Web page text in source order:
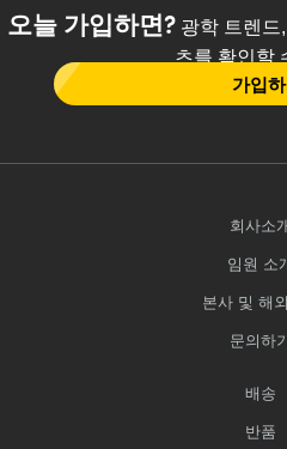
오늘 가입하면?광학 트렌드,
츠를 확인할
가입
회사소
임원 소
본사 및 해
문의하
배송
반품